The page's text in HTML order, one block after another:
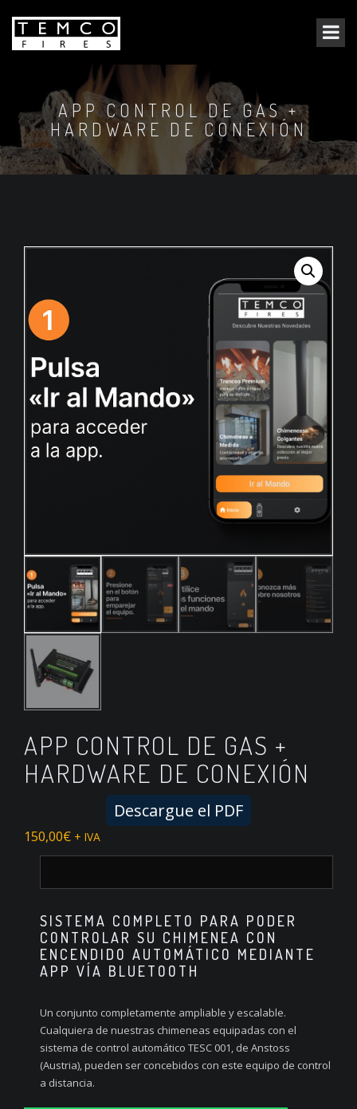
APP CONTROL DE GAS +
HARDWARE DE CONEXIÓN
APP CONTROL DE GAS +
HARDWARE DE CONEXIÓN
Descargue el PDF
150,00€ + IVA
SISTEMA COMPLETO PARA PODER
CONTROLAR SU CHIMENEA CON
ENCENDIDO AUTOMÁTICO MEDIANTE
APP VÍA BLUETOOTH
Un conjunto completamente ampliable y escalable.
Cualquiera de nuestras chimeneas equipadas con el
sistema de control automático TESC 001, de Anstoss
(Austria), pueden ser concebidos con este equipo de control
a distancia.